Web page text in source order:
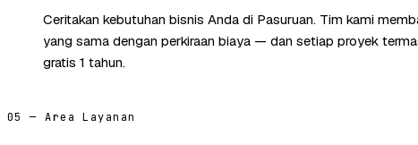
Ceritakan kebutuhan bisnis Anda di Pasuruan. Tim kami
yang sama dengan perkiraan biaya — dan setiap proyek
gratis 1 tahun.
05 — Area Layanan